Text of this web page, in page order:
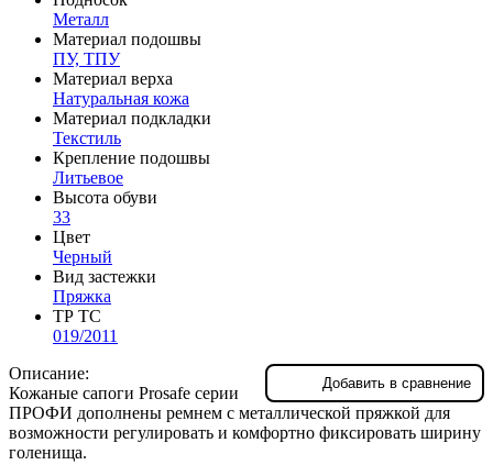
Металл
Материал подошвы
ПУ, ТПУ
Материал верха
Натуральная кожа
Материал подкладки
Текстиль
Крепление подошвы
Литьевое
Высота обуви
33
Цвет
Черный
Вид застежки
Пряжка
ТР ТС
019/2011
Добавить в сравнение
Описание:
Кожаные сапоги Prosafe серии
ПРОФИ дополнены ремнем с металлической пряжкой для
возможности регулировать и комфортно фиксировать ширину
голенища.